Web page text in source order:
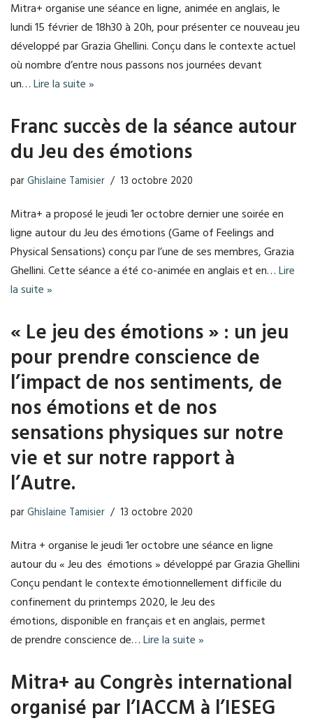
Mitra+ organise une séance en ligne, animée en anglais, le
lundi 15 février de 18h30 à 20h, pour présenter ce nouveau jeu
développé par Grazia Ghellini. Conçu dans le contexte actuel
où nombre d’entre nous passons nos journées devant
un… Lire la suite »
Franc succès de la séance autour
du Jeu des émotions
par Ghislaine Tamisier 13 octobre 2020
Mitra+ a proposé le jeudi 1er octobre dernier une soirée en
ligne autour du Jeu des émotions (Game of Feelings and
Physical Sensations) conçu par l’une de ses membres, Grazia
Ghellini. Cette séance a été co-animée en anglais et en… Lire
la suite »
« Le jeu des émotions » : un jeu
pour prendre conscience de
l’impact de nos sentiments, de
nos émotions et de nos
sensations physiques sur notre
vie et sur notre rapport à
l’Autre.
par Ghislaine Tamisier 13 octobre 2020
Mitra + organise le jeudi 1er octobre une séance en ligne
autour du « Jeu des émotions » développé par Grazia Ghellini
Conçu pendant le contexte émotionnellement difficile du
confinement du printemps 2020, le Jeu des
émotions, disponible en français et en anglais, permet
de prendre conscience de… Lire la suite »
Mitra+ au Congrès international
organisé par l’IACCM à l’IESEG